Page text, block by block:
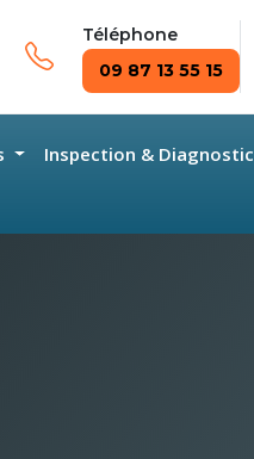
Téléphone
09 87 13 55 15
Inspection & Diagnostic